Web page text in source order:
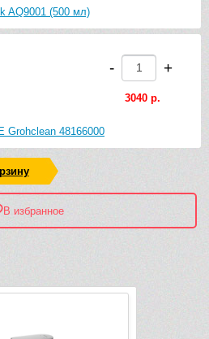
AQ9001 (500 мл)
Grohclean 48166000
- +
3040 р.
В избранное